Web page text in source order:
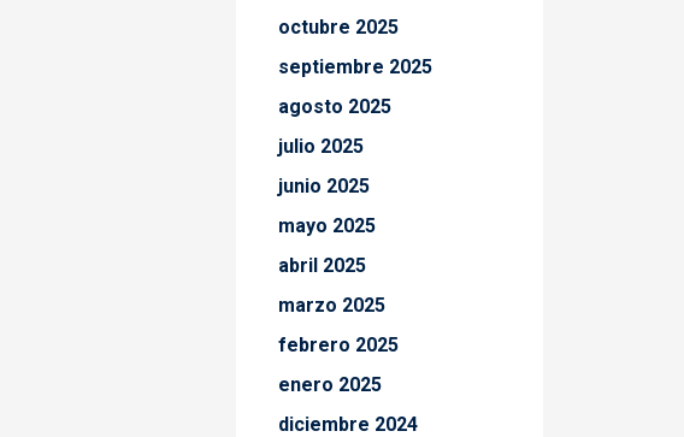
octubre 2025
septiembre 2025
agosto 2025
julio 2025
junio 2025
mayo 2025
abril 2025
marzo 2025
febrero 2025
enero 2025
diciembre 2024